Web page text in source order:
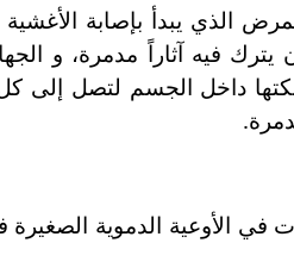
الذي يبدأ بإصابة الأغشية
فيه آثاراً مدمرة، و
شبكتها داخل الجسم لتصل إلى
كوفيد19 أظهرت أن لدى بعضهم جلطات في الأوعية الدموية